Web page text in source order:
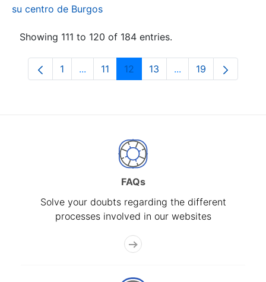
su centro de Burgos
Showing 111 to 120 of 184 entries.
Page
1 ...Intermediate Pages Use TAB to navigate.
Page
11 Page
12 Page
13 ...Intermediate
Page
19
FAQs
Solve your doubts regarding the different
processes involved in our websites